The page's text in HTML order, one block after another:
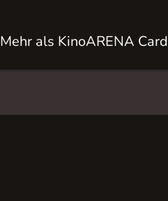
Mehr als KinoARENA Card